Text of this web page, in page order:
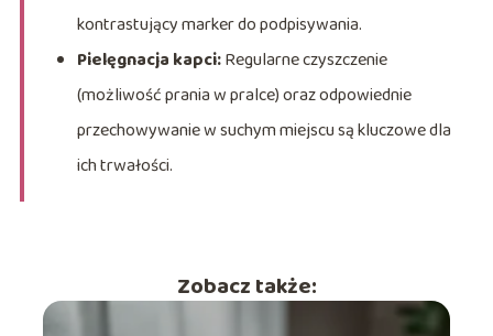
kontrastujący marker do podpisywania.
Pielęgnacja kapci:Regularne czyszczenie
(możliwość prania w pralce) oraz odpowiednie
przechowywanie w suchym miejscu są kluczowe dla
ich trwałości.
Zobacz także: